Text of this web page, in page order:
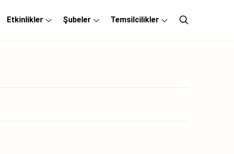
Etkinlikler Şubeler Temsilcilikler